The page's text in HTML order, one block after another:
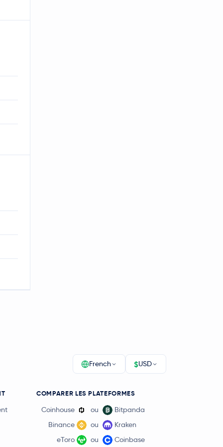
French $USD
COMPARER LES PLATEFORMES
Coinhouse ou
Bitpanda
Binance
ou
Kraken
eToro
ou Coinbase